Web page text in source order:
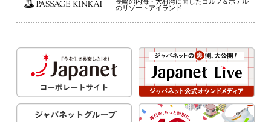
のリゾートアイランド